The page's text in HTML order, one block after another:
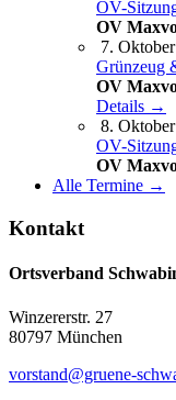
OV-
OV
7.
Grünzeug
OV
Details →
8.
OV-
OV
Alle Termine →
Kontakt
Ortsverband
Winzererstr. 27
80797 München
vorstand@gruene-